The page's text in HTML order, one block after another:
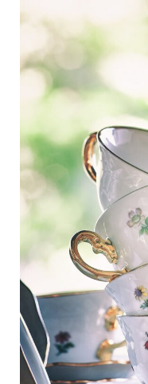
der
Porzellankiste:
Konservative
Mischfonds
vorsichtige